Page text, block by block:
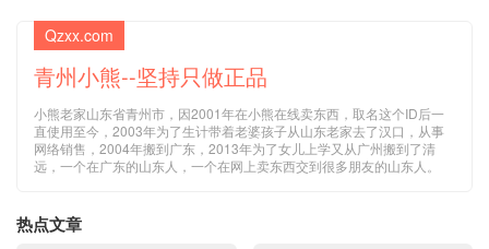
青州小熊--坚持只做正品
小熊老家山东省青州市，因2001年在小熊在线卖东西，取名这个ID后一
直使用至今，2003年为了生计带着老婆孩子从山东老家去了汉口，从事
网络销售，2004年搬到广东，2013年为了女儿上学又从广州搬到了清
远，一个在广东的山东人，一个在网上卖东西交到很多朋友的山东人。